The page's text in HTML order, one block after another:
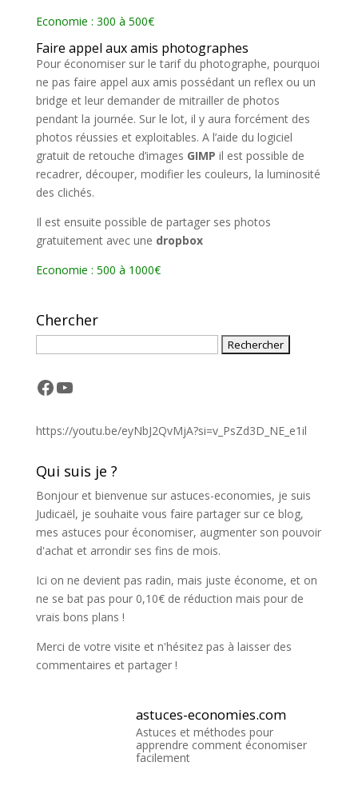
Economie : 300 à 500€
Faire appel aux amis photographes
Pour économiser sur le tarif du photographe, pourquoi
ne pas faire appel aux amis possédant un reflex ou un
bridge et leur demander de mitrailler de photos
pendant la journée. Sur le lot, il y aura forcément des
photos réussies et exploitables. A l’aide du logiciel
gratuit de retouche d’images GIMP il est possible de
recadrer, découper, modifier les couleurs, la luminosité
des clichés.
Il est ensuite possible de partager ses photos
gratuitement avec une dropbox
Economie : 500 à 1000€
Chercher
Facebook
YouTube
https://youtu.be/eyNbJ2QvMjA?si=v_PsZd3D_NE_e1il
Qui suis je ?
Bonjour et bienvenue sur astuces-economies, je suis
Judicaël, je souhaite vous faire partager sur ce blog,
mes astuces pour économiser, augmenter son pouvoir
d'achat et arrondir ses fins de mois.
Ici on ne devient pas radin, mais juste économe, et on
ne se bat pas pour 0,10€ de réduction mais pour de
vrais bons plans !
Merci de votre visite et n'hésitez pas à laisser des
commentaires et partager !
astuces-economies.com
Astuces et méthodes pour
apprendre comment économiser
facilement